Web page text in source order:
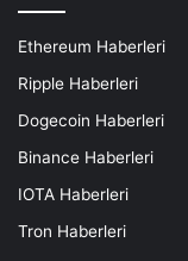
Ethereum Haberleri
Ripple Haberleri
Dogecoin Haberleri
Binance Haberleri
IOTA Haberleri
Tron Haberleri